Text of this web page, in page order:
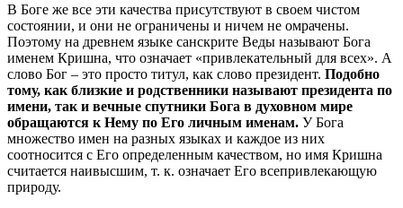
В Боге же все эти качества присутствуют в своем чистом
состоянии, и они не ограничены и ничем не омрачены.
Поэтому на древнем языке санскрите Веды называют Бога
именем Кришна, что означает «привлекательный для всех». А
слово Бог – это просто титул, как слово президент. Подобно
тому, как близкие и родственники называют президента по
имени, так и вечные спутники Бога в духовном мире
обращаются к Нему по Его личным именам. У Бога
множество имен на разных языках и каждое из них
соотносится с Его определенным качеством, но имя Кришна
считается наивысшим, т. к. означает Его всепривлекающую
природу.